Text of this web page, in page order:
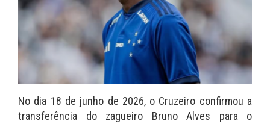
No dia 18 de junho de 2026, o Cruzeiro confirmou a
transferência do zagueiro Bruno Alves para o